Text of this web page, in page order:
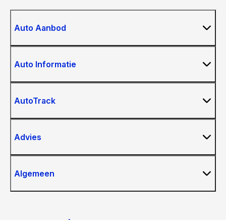
Auto Aanbod
Auto Informatie
AutoTrack
Advies
Algemeen